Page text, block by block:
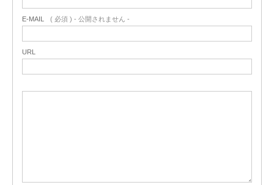
E-MAIL ( 必須 ) - 公開されません -
URL